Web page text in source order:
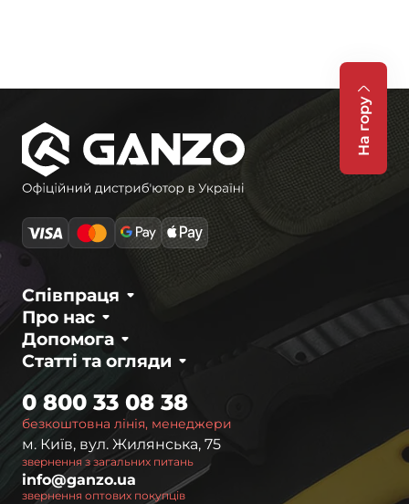
На гору
Про нас
Співпраця
Статті та огляди
Допомога
безкоштовна лінія, менеджери
0 800 33 08 38
м. Київ, вул. Жилянська, 75
звернення з загальних питань
info@ganzo.ua
звернення оптових покупців